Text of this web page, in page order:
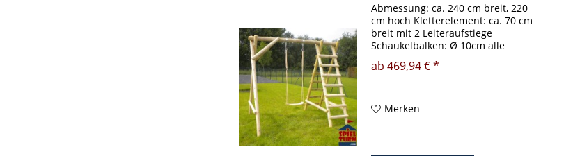
Abmessung: ca. 240 cm breit, 220
cm hoch Kletterelement: ca. 70 cm
breit mit 2 Leiteraufstiege
Schaukelbalken: Ø 10cm alle
Schrauben im Lieferumfang
enthalten stabile Schreinerarbeit für
ab 469,94 € *
Merken